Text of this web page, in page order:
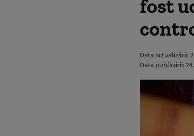
fost
Data actualizării:
Data publicării: